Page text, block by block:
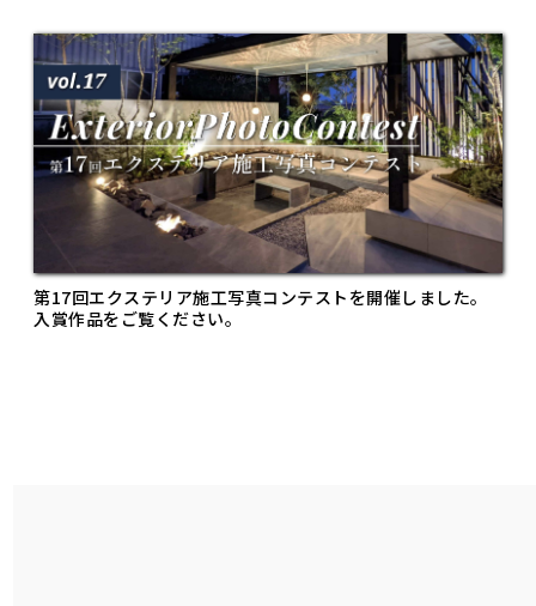
第17回エクステリア施工写真コンテストを開催しました。
入賞作品をご覧ください。